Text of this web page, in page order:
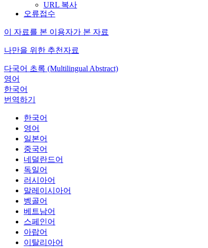
URL 복사
오류접수
이 자료를 본 이용자가 본 자료
나만을 위한 추천자료
다국어 초록 (Multilingual Abstract)
영어
한국어
번역하기
한국어
영어
일본어
중국어
네덜란드어
독일어
러시아어
말레이시아어
벵골어
베트남어
스페인어
아랍어
이탈리아어